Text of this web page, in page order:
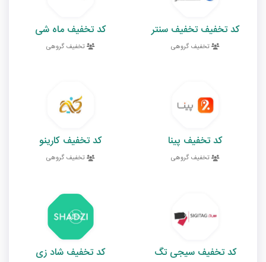
کد تخفیف تخفیف سنتر
تخفیف گروهی
کد تخفیف ماه شی
تخفیف گروهی
کد تخفیف پینا
تخفیف گروهی
کد تخفیف کارینو
تخفیف گروهی
کد تخفیف سیجی تگ کد تخفیف شاد زی